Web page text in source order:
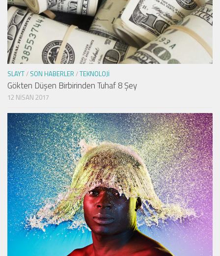
SLAYT/ SON HABERLER /TEKNOLOJI
Gökten Düşen Birbirinden Tuhaf 8 Şey
12 NISAN 2017